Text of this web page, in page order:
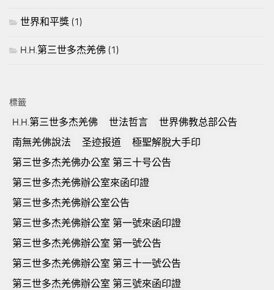
世界和平獎 (1)
H.H.第三世多杰羌佛 (1)
標籤
H.H.第三世多杰羌佛 世法哲言
世界佛教总部公告
南無羌佛說法
圣迹报道
極聖解脫大手印
第三世多杰羌佛办公室 第三十号公告
第三世多杰羌佛辦公室來函印證
第三世多杰羌佛辦公室公告
第三世多杰羌佛辦公室 第一號來函印證
第三世多杰羌佛辦公室 第一號公告
第三世多杰羌佛辦公室 第三十一號公告
第三世多杰羌佛辦公室 第三號來函印證